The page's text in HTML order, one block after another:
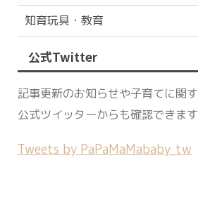
知育玩具・教育
公式Twitter
記事更新のお知らせや子育てに関
公式ツイッターからも確認できま
Tweets by PaPaMaMababy_tw